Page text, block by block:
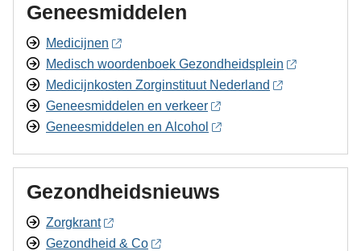
Geneesmiddelen
Medicijnen
Medisch woordenboek Gezondheidsplein
Medicijnkosten Zorginstituut Nederland
Geneesmiddelen en verkeer
Geneesmiddelen en Alcohol
Gezondheidsnieuws
Zorgkrant
Gezondheid & Co